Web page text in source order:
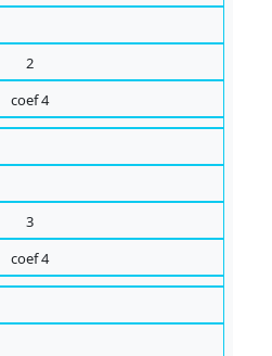
2
coef 4
3
coef 4